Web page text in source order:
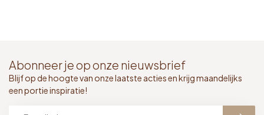
Abonneer je op onze nieuwsbrief
Blijf op de hoogte van onze laatste acties en krijg maandelijks
een portie inspiratie!